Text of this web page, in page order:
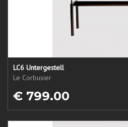
LC6 Untergestell
Le Corbusier
€ 799.00